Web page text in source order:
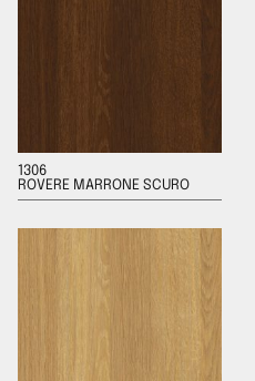
1306
ROVERE MARRONE SCURO